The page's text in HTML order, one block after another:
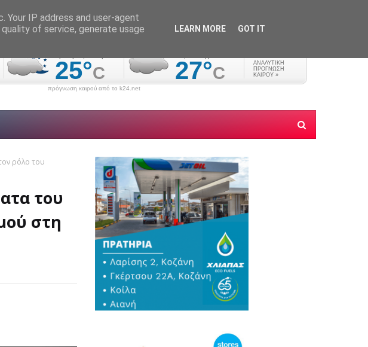
πρόγνωση καιρού από το k24.net
ρόλο του
του
στη
IP address and user-agent
of service, generate usage
LEARN MORE GOT IT